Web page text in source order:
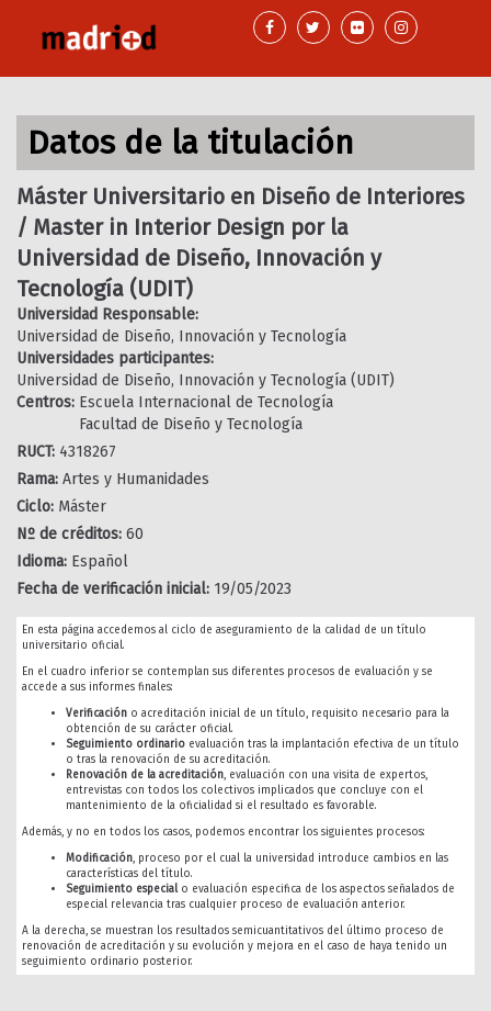
contenido
principal
Datos de la titulación
Máster Universitario en Diseño de Interiores
/ Master in Interior Design por la
Universidad de Diseño, Innovación y
Tecnología (UDIT)
Universidad Responsable:
Universidad de Diseño, Innovación y Tecnología
Universidades participantes:
Universidad de Diseño, Innovación y Tecnología (UDIT)
Centros: Escuela Internacional de Tecnología
Facultad de Diseño y Tecnología
RUCT: 4318267
Rama: Artes y Humanidades
Ciclo: Máster
Nº de créditos: 60
Idioma: Español
Fecha de verificación inicial: 19/05/2023
En esta página accedemos al ciclo de aseguramiento de la calidad de un título
universitario oficial.
En el cuadro inferior se contemplan sus diferentes procesos de evaluación y se
accede a sus informes finales:
Verificación o acreditación inicial de un título, requisito necesario para la
obtención de su carácter oficial.
Seguimiento ordinario evaluación tras la implantación efectiva de un título
o tras la renovación de su acreditación.
Renovación de la acreditación, evaluación con una visita de expertos,
entrevistas con todos los colectivos implicados que concluye con el
mantenimiento de la oficialidad si el resultado es favorable.
Además, y no en todos los casos, podemos encontrar los siguientes procesos:
Modificación, proceso por el cual la universidad introduce cambios en las
características del título.
Seguimiento especialo evaluación especifica de los aspectos señalados de
especial relevancia tras cualquier proceso de evaluación anterior.
A la derecha, se muestran los resultados semicuantitativos del último proceso de
renovación de acreditación y su evolución y mejora en el caso de haya tenido un
seguimiento ordinario posterior.